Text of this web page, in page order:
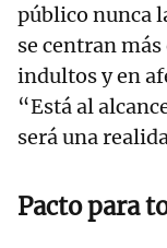
público nunca
se centran
indultos y en
“Está al
será una
Pacto para